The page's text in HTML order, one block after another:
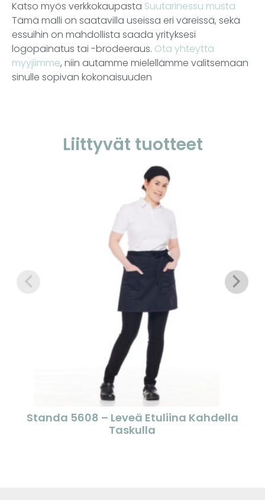
Katso myös verkkokaupasta Suutarinessu musta
Tämä malli on saatavilla useissa eri väreissä, sekä
essuihin on mahdollista saada yrityksesi
logopainatus tai -brodeeraus. Ota yhteyttä
myyjiimme, niin autamme mielellämme valitsemaan
sinulle sopivan kokonaisuuden
Liittyvät tuotteet
Standa 5608 – Leveä Etuliina Kahdella
Taskulla